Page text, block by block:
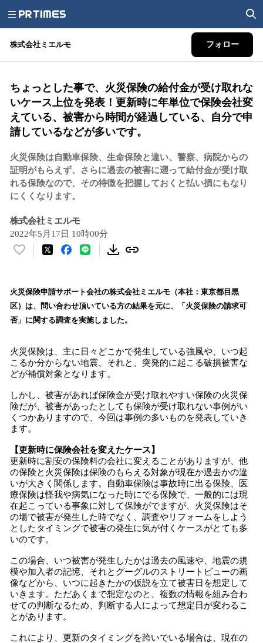
株式会社ミエルモ フォロー
ちょっとした事で、火災保険の給付金が受け取れな
いケース上位を発表！更新時に年単位で保険会社変
えている、被害から時間が経過している、自分で申
請しているなどが多いです。
火災保険は自動車保険、生命保険と違い、警察、病院からの
証明がもらえず、さらに過去の被害に遡って給付金が受け取
れる保険なので、その特徴を把握しておくと払い損にもなり
にくくなります。
株式会社ミエルモ
2022年5月17日 10時00分
い
！
数
を
込
み
中
で
す
火災保険申請サポート会社の株式会社ミエルモ（本社：東京都目黒
区）は、問い合わせ頂いている方の結果を元に、「火災保険の請求可
否」に関する調査を実施しました。
火災保険は、主に日々どこかで発生している強風や、いつ起
こるか分からない地震、それと、突発的に起こる破損被害な
どが補償対象となります。
しかし、被害があれば保険金が受け取れやすい保険の火災保
険だが、被害があったとしても保険が受け取れない事例がい
くつかありますので、今回は事例の多いものを発表していき
ます。
【更新時に保険会社を変えたケース】
更新時に割安の保険料の会社に変えることがありますが、他
の保険と火災保険は保険のもらえる対象が現在か過去かの違
いが大きく関係します。自動車保険は事故時に出る保険、医
療保険は怪我や病気になった時にでる保険で、一般的には現
在起こっている事象に対して保険がでますが、火災保険はそ
の場で被害が発生した時でなく、調査やリフォームをしよう
としたタイミングで被害の発生に気が付くケースがとても多
いのです。
この場合、いつ被害が発生したかは過去の風速や、地震の規
模や加入者の記憶、それとグーグルのストリートビューの画
像などから、いつに起きたかの仮説を立て被害日を想定して
いきます。ただあくまで想定なのと、複数の情報を組み合わ
せての判断なるため、判断する人によって想定日が変わるこ
とがあります。
これにより、更新のタイミングを跨いでいる場合は、現在の